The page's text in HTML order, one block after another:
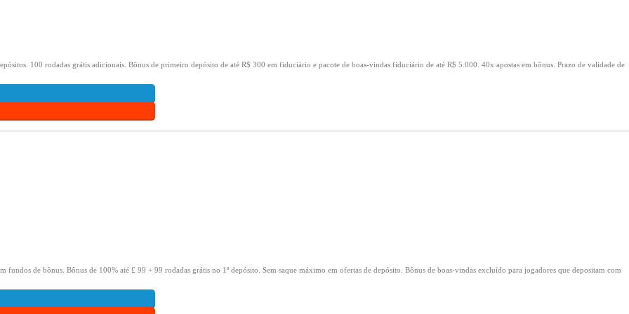
100 rodadas grátis adicionais. Bônus de primeiro depósito de até R$ 300 em fiduciário e pacote de boas-vindas fiduciário de até R$ 5.000. 40x apostas em bônus. Prazo de validade de
fundos de bônus. Bônus de 100% até £ 99 + 99 rodadas grátis no 1º depósito. Sem saque máximo em ofertas de depósito. Bônus de boas-vindas excluído para jogadores que depositam com